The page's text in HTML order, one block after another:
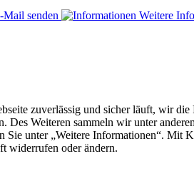
senden Weitere
zuverlässig und sicher läuft, wir
Weiteren sammeln wir unter
Sie unter „Weitere Informationen“. Mit
widerrufen oder ändern.